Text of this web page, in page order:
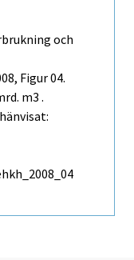
och
Figur 04.
m3 .